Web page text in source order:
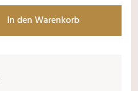
In den Warenkorb